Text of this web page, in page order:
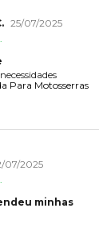
25/07/2025
Para Motosserras
07/2025
minhas